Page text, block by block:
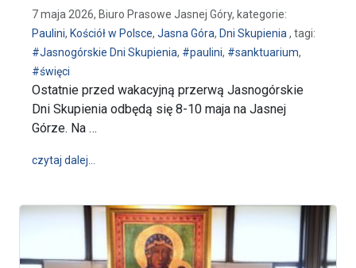
7 maja 2026, Biuro Prasowe Jasnej Góry, kategorie:
Paulini, Kościół w Polsce, Jasna Góra, Dni Skupienia, tagi:
#Jasnogórskie Dni Skupienia, #paulini, #sanktuarium,
#święci
Ostatnie przed wakacyjną przerwą Jasnogórskie
Dni Skupienia odbędą się 8-10 maja na Jasnej
Górze. Na …
czytaj dalej…